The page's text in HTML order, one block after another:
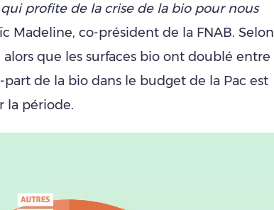
profite de la crise de la bio pour nous
Madeline, co-président de la FNAB. Selon
alors que les surfaces bio ont doublé entre
de la bio dans le budget de la Pac est
la période.